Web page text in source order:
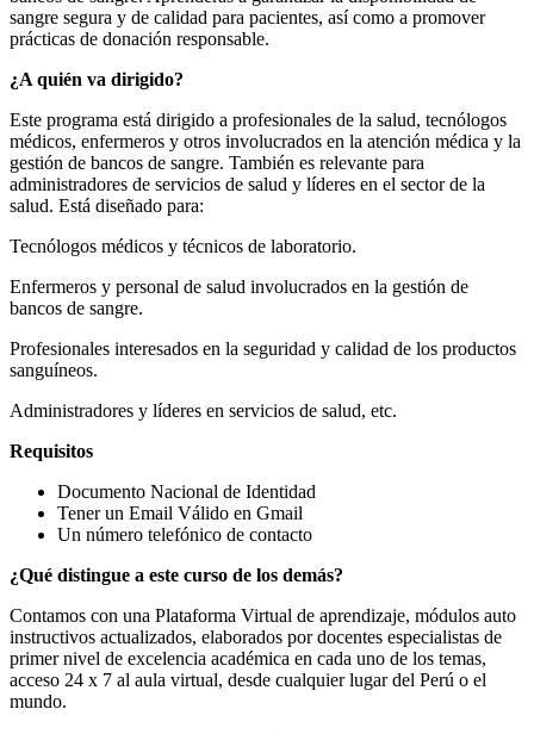
sangre segura y de calidad para pacientes, así como a promover
prácticas de donación responsable.
¿A quién va dirigido?
Este programa está dirigido a profesionales de la salud, tecnólogos
médicos, enfermeros y otros involucrados en la atención médica y la
gestión de bancos de sangre. También es relevante para
administradores de servicios de salud y líderes en el sector de la
salud. Está diseñado para:
Tecnólogos médicos y técnicos de laboratorio.
Enfermeros y personal de salud involucrados en la gestión de
bancos de sangre.
Profesionales interesados ​​en la seguridad y calidad de los productos
sanguíneos.
Administradores y líderes en servicios de salud, etc.
Requisitos
Documento Nacional de Identidad
Tener un Email Válido en Gmail
Un número telefónico de contacto
¿Qué distingue a este curso de los demás?
Contamos con una Plataforma Virtual de aprendizaje, módulos auto
instructivos actualizados, elaborados por docentes especialistas de
primer nivel de excelencia académica en cada uno de los temas,
acceso 24 x 7 al aula virtual, desde cualquier lugar del Perú o el
mundo.